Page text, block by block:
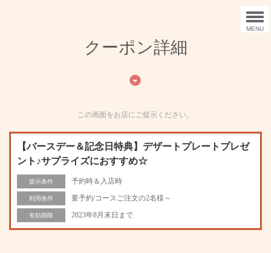
MENU
クーポン詳細
この画面をお店にご提示ください。
【バースデー＆記念日特典】デザートプレートプレゼ
ント♪サプライズにおすすめ☆
提示条件 予約時＆入店時
利用条件 要予約/コースご注文の2名様～
有効期限 2023年8月末日まで